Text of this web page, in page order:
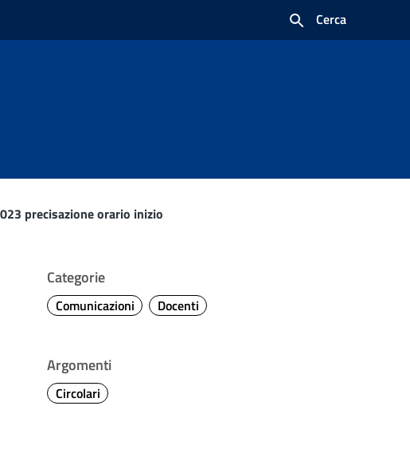
Cerca
precisazione orario inizio
Categorie
Comunicazioni Docenti
Argomenti
Circolari